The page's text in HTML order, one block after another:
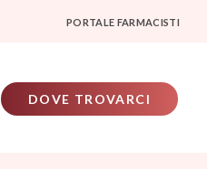
PORTALE FARMACISTI
DOVE TROVARCI